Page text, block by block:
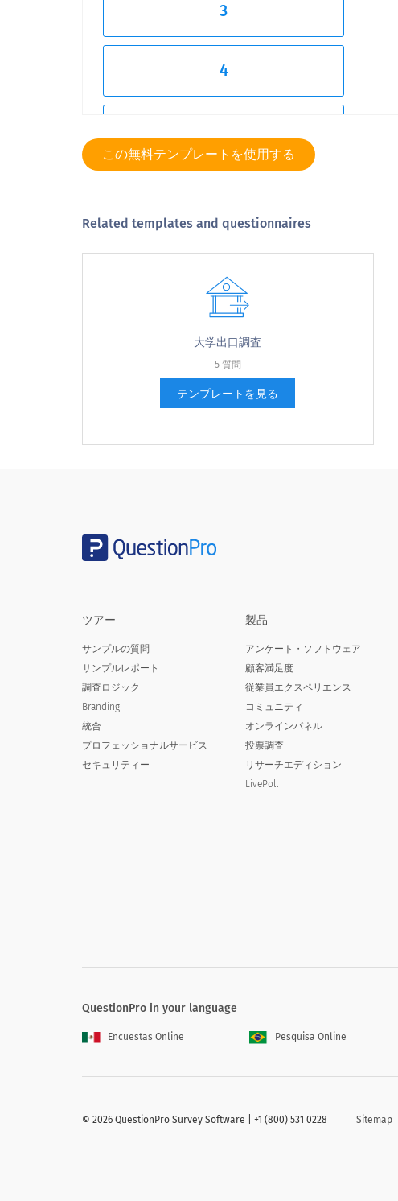
3
4
7
8
9
あなたは：
女性
トランスジェンダーまたは性別
アジアまたはアジア系アメリカ人
アフリカ系アメリカ人
ネイティブアメリカンまたはアメリカインディアン
この無料テンプレートを使用する
Related templates and questionnaires
大学出口調査
5 質問
テンプレートを見る
ツアー
サンプルの質問
サンプルレポート
調査ロジック
Branding
統合
プロフェッショナルサービス
セキュリティー
製品
アンケート・ソフトウェア
顧客満足度
従業員エクスペリエンス
コミュニティ
オンラインパネル
投票調査
リサーチエディション
LivePoll
QuestionPro in your language
Encuestas Online Pesquisa Online
© 2026 QuestionPro Survey Software | +1 (800) 531 0228 Sitemap